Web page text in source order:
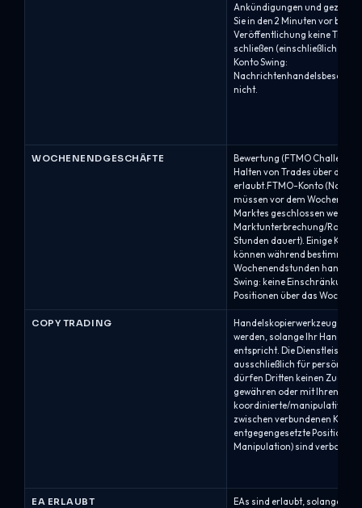
Ankündigungen und gezielte
Sie in den 2 Minuten vor bis 2
Veröffentlichung keine
schließen (einschließlich SL/
Konto Swing:
nicht.
WOCHENENDGESCHÄFTE
Bewertung (FTMO Challenge
Halten von Trades über das
erlaubt.FTMO-Konto
müssen vor dem
Marktes geschlossen werden
Marktunterbrechung/
Stunden dauert). Einige
können während bestimmter
Wochenendstunden
Swing: keine
Positionen über das
COPY TRADING
Handelskopierwerkzeuge
werden, solange Ihr Handel
entspricht. Die
ausschließlich für
dürfen Dritten keinen Zugang
gewähren oder mit Ihren
koordinierte/manipulative
zwischen verbundenen
entgegengesetzte Positionen
Manipulation) sind verboten.
EA ERLAUBT
EAs sind erlaubt, solange die